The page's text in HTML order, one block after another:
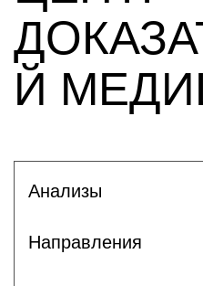
Й
Анализы
Направления